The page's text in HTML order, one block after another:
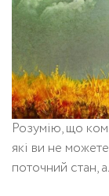
Розумію, що
які ви не
поточний стан,